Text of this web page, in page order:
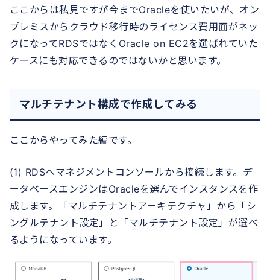
ここからは私見ですが今までOracleを使いたいが、オン
プレミスからクラウド移行時のライセンス費用面がネッ
クになってRDSではなくOracle on EC2を選ばれていた
ケースにも対応できるのではないかと思います。
マルチテナント構成で作成してみる
ここからやってみた編です。
(1) RDSへマネジメントコンソールから接続します。デ
ータベースエンジンはOracleを選んでインスタンスを作
成します。「マルチテナントアーキテクチャ」から「シ
ングルテナント設定」と「マルチテナント設定」が選べ
るようになっています。